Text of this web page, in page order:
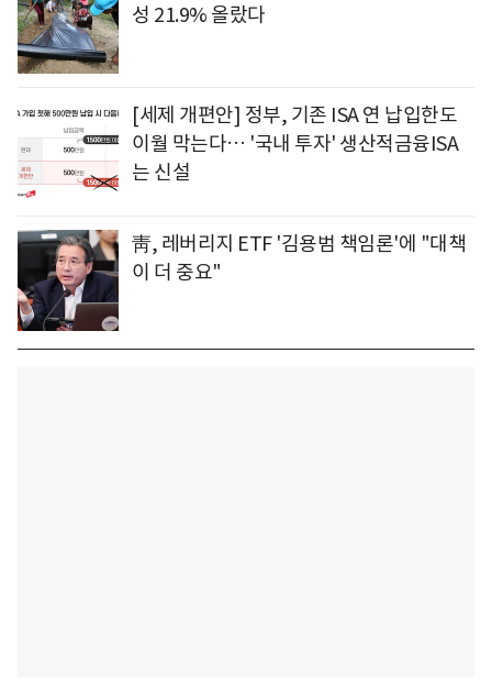
성 21.9% 올랐다
[세제 개편안] 정부, 기존 ISA 연 납입한도
이월 막는다… '국내 투자' 생산적금융ISA
는 신설
靑, 레버리지 ETF '김용범 책임론'에 "대책
이 더 중요"